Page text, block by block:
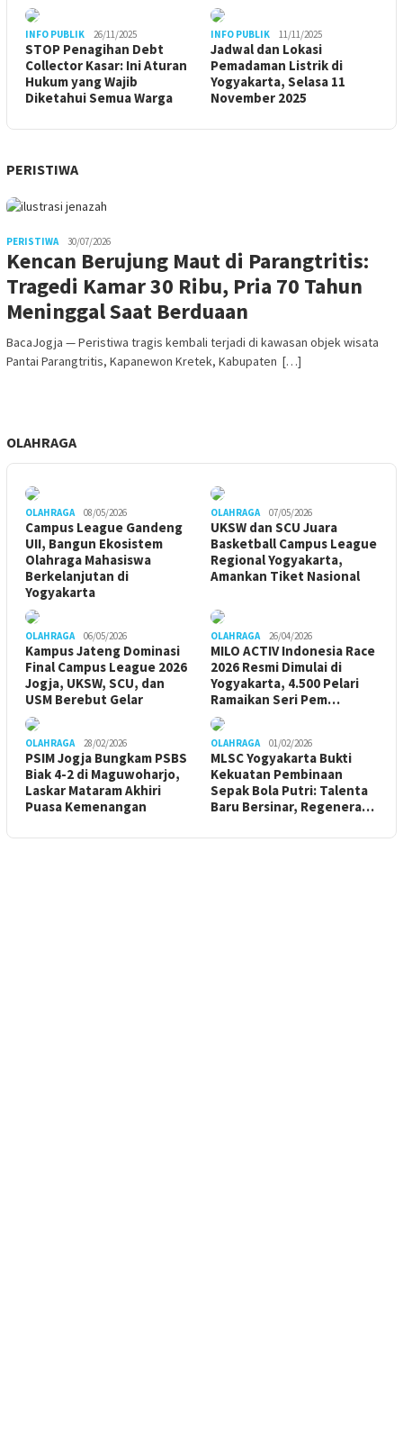
INFO PUBLIK 26/11/2025
STOP Penagihan Debt
Collector Kasar: Ini Aturan
Hukum yang Wajib
Diketahui Semua Warga
INFO PUBLIK 11/11/2025
Jadwal dan Lokasi
Pemadaman Listrik di
Yogyakarta, Selasa 11
November 2025
PERISTIWA
PERISTIWA 30/07/2026
Kencan Berujung Maut di Parangtritis:
Tragedi Kamar 30 Ribu, Pria 70 Tahun
Meninggal Saat Berduaan
BacaJogja — Peristiwa tragis kembali terjadi di kawasan objek wisata
Pantai Parangtritis, Kapanewon Kretek, Kabupaten […]
OLAHRAGA
OLAHRAGA 08/05/2026
Campus League Gandeng
UII, Bangun Ekosistem
Olahraga Mahasiswa
Berkelanjutan di
Yogyakarta
OLAHRAGA 07/05/2026
UKSW dan SCU Juara
Basketball Campus League
Regional Yogyakarta,
Amankan Tiket Nasional
OLAHRAGA 06/05/2026
Kampus Jateng Dominasi
Final Campus League 2026
Jogja, UKSW, SCU, dan
USM Berebut Gelar
OLAHRAGA 26/04/2026
MILO ACTIV Indonesia Race
2026 Resmi Dimulai di
Yogyakarta, 4.500 Pelari
Ramaikan Seri Pem…
OLAHRAGA 28/02/2026
PSIM Jogja Bungkam PSBS
Biak 4-2 di Maguwoharjo,
Laskar Mataram Akhiri
Puasa Kemenangan
OLAHRAGA 01/02/2026
MLSC Yogyakarta Bukti
Kekuatan Pembinaan
Sepak Bola Putri: Talenta
Baru Bersinar, Regenera…